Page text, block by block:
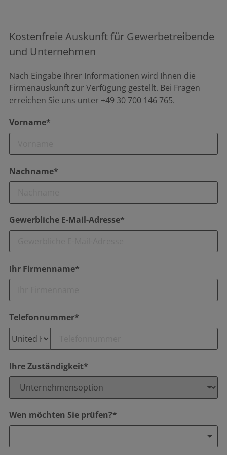
Kostenfreie Auskunft für Gewerbetreibende
und Unternehmen
Nach Eingabe Ihrer Informationen wird Ihnen die
Firmenauskunft zur Verfügung gestellt. Bei Fragen
erreichen Sie uns unter +49 30 700 146 765.
Vorname*
Nachname*
Gewerbliche E-Mail-Adresse*
Ihr Firmenname*
Telefonnummer*
Ihre Zuständigkeit*
Wen möchten Sie prüfen?*